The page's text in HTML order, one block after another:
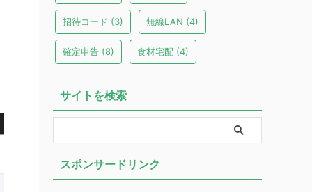
招待コード (3) 無線LAN (4)
確定申告 (8) 食材宅配 (4)
サイトを検索
スポンサードリンク